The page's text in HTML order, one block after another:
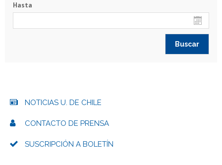
Hasta
NOTICIAS U. DE CHILE
CONTACTO DE PRENSA
SUSCRIPCIÓN A BOLETÍN